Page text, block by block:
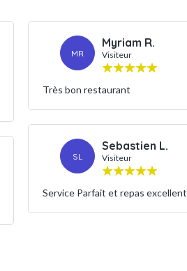
MR
Myriam R.
Visiteur
Très bon restaurant
SL
Sebastien L.
Visiteur
Service Parfait et repas excellent